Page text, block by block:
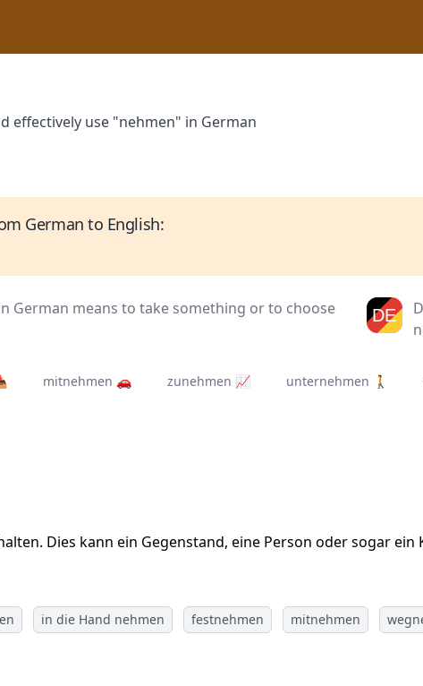
effectively use "nehmen" in German
German to English:
German means to take something or to choose
mitnehmen 🚗 zunehmen 📈 unternehmen 🚶
Dies kann ein Gegenstand, eine Person oder sogar ein
in die Hand nehmen festnehmen mitnehmen